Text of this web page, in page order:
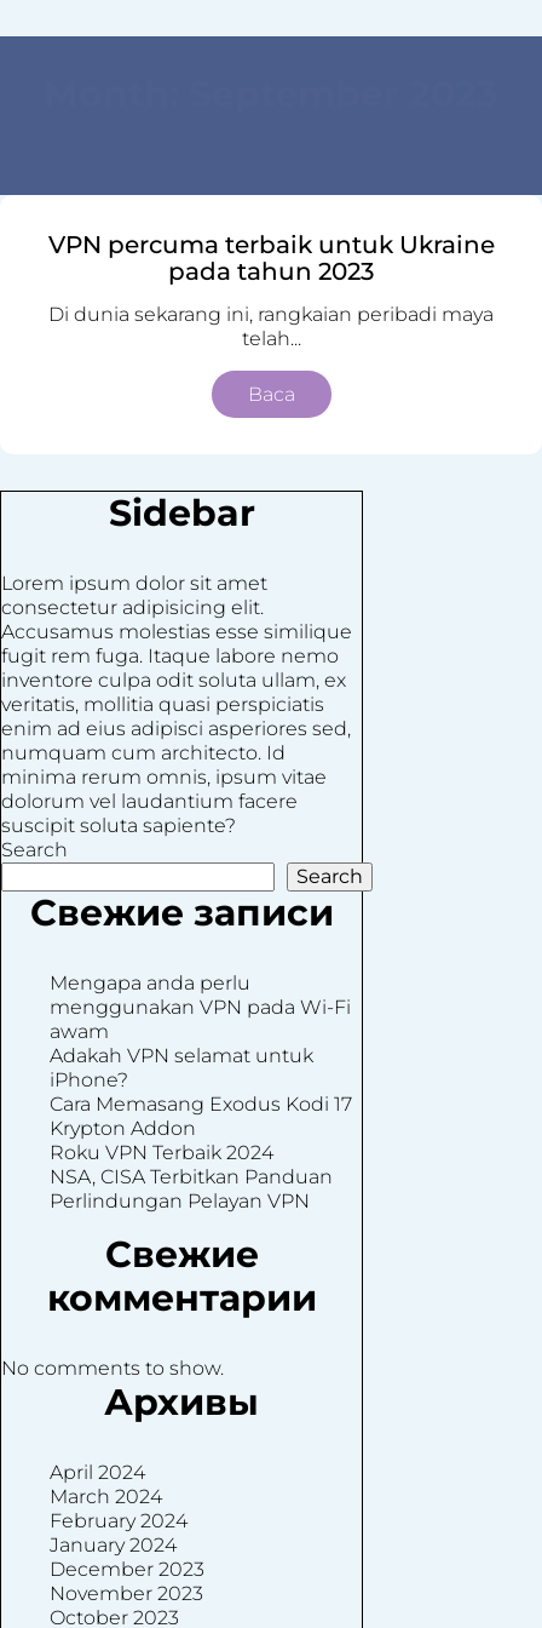
VPN percuma terbaik untuk Ukraine
pada tahun 2023
Di dunia sekarang ini, rangkaian peribadi maya
telah...
Baca
Sidebar
Lorem ipsum dolor sit amet
consectetur adipisicing elit.
Accusamus molestias esse similique
fugit rem fuga. Itaque labore nemo
inventore culpa odit soluta ullam, ex
veritatis, mollitia quasi perspiciatis
enim ad eius adipisci asperiores sed,
numquam cum architecto. Id
minima rerum omnis, ipsum vitae
dolorum vel laudantium facere
suscipit soluta sapiente?
Search
Search
Свежие записи
Mengapa anda perlu
menggunakan VPN pada Wi-Fi
awam
Adakah VPN selamat untuk
iPhone?
Cara Memasang Exodus Kodi 17
Krypton Addon
Roku VPN Terbaik 2024
NSA, CISA Terbitkan Panduan
Perlindungan Pelayan VPN
Свежие
комментарии
No comments to show.
Архивы
April 2024
March 2024
February 2024
January 2024
December 2023
November 2023
October 2023